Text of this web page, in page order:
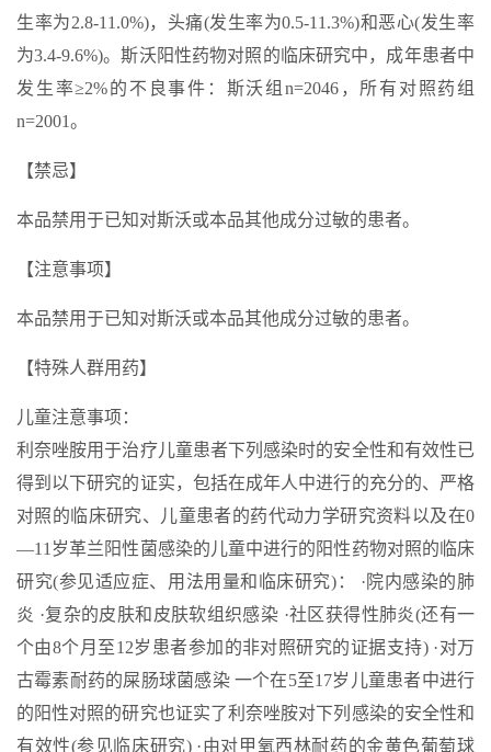
生率为2.8-11.0%)，头痛(发生率为0.5-11.3%)和恶心(发生率
为3.4-9.6%)。斯沃阳性药物对照的临床研究中，成年患者中
发生率≥2%的不良事件：斯沃组n=2046，所有对照药组
n=2001。
【禁忌】
本品禁用于已知对斯沃或本品其他成分过敏的患者。
【注意事项】
本品禁用于已知对斯沃或本品其他成分过敏的患者。
【特殊人群用药】
儿童注意事项：
利奈唑胺用于治疗儿童患者下列感染时的安全性和有效性已
得到以下研究的证实，包括在成年人中进行的充分的、严格
对照的临床研究、儿童患者的药代动力学研究资料以及在0
—11岁革兰阳性菌感染的儿童中进行的阳性药物对照的临床
研究(参见适应症、用法用量和临床研究)： ·院内感染的肺
炎 ·复杂的皮肤和皮肤软组织感染 ·社区获得性肺炎(还有一
个由8个月至12岁患者参加的非对照研究的证据支持) ·对万
古霉素耐药的屎肠球菌感染 一个在5至17岁儿童患者中进行
的阳性对照的研究也证实了利奈唑胺对下列感染的安全性和
有效性(参见临床研究) ·由对甲氧西林耐药的金黄色葡萄球